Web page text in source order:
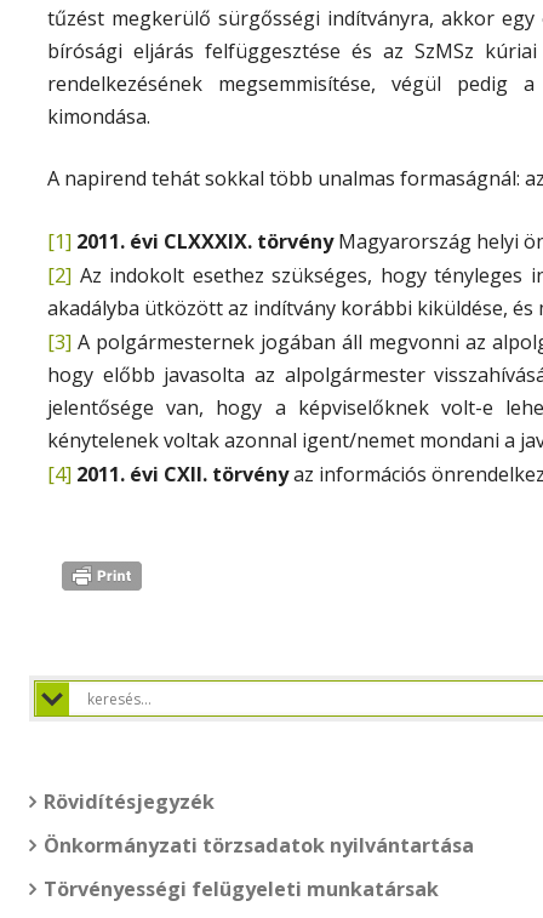
tűzést megkerülő sürgősségi indítványra, akkor
bírósági eljárás felfüggesztése és az SzMSz
rendelkezésének megsemmisítése, végül pedig
kimondása.
A napirend tehát sokkal több unalmas formaságnál:
[1] 2011. évi CLXXXIX. törvényMagyarország helyi
[2] Az indokolt esethez szükséges, hogy tényleges
akadályba ütközött az indítvány korábbi kiküldése,
[3] A polgármesternek jogában áll megvonni az
hogy előbb javasolta az alpolgármester
jelentősége van, hogy a képviselőknek volt-e
kénytelenek voltak azonnal igent/nemet mondani a
[4] 2011. évi CXII. törvényaz információs
Rövidítésjegyzék
Önkormányzati törzsadatok nyilvántartása
Törvényességi felügyeleti munkatársak